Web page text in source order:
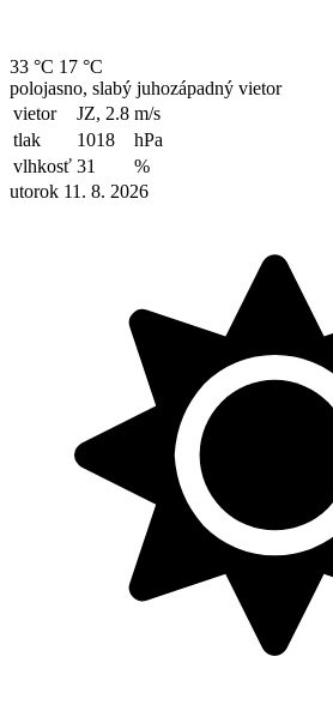
33 °C 17 °C
polojasno, slabý juhozápadný vietor
vietor
JZ, 2.8 m/s
tlak
1018
hPa
vlhkosť 31
%
utorok 11. 8. 2026